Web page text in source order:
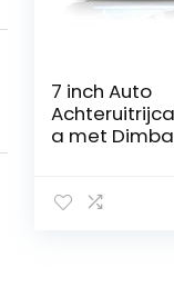
7 inch Auto
a met